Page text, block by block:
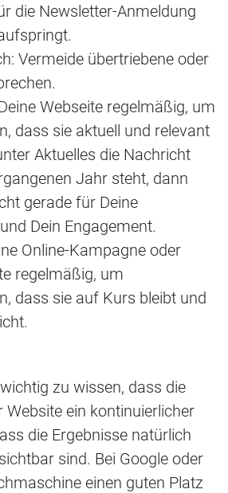
die Newsletter-Anmeldung
Vermeide übertriebene oder
Webseite regelmäßig, um
dass sie aktuell und relevant
Aktuelles die Nachricht
Jahr steht, dann
gerade für Deine
Dein Engagement.
Online-Kampagne oder
regelmäßig, um
dass sie auf Kurs bleibt und
zu wissen, dass die
Website ein kontinuierlicher
die Ergebnisse natürlich
sind. Bei Google oder
einen guten Platz